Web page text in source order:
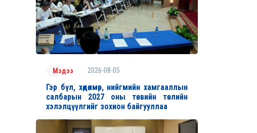
Мэдээ 2026-08-05
Гэр бүл, хөдөлмөр, нийгмийн хамгааллын
салбарын 2027 оны төсвийн төслийн
хэлэлцүүлгийг зохион байгууллаа